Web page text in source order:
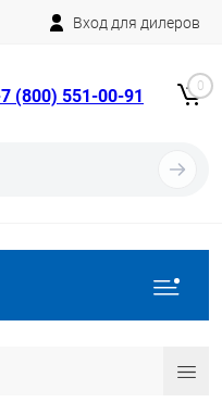
Вход для дилеров
(800) 551-00-91 0